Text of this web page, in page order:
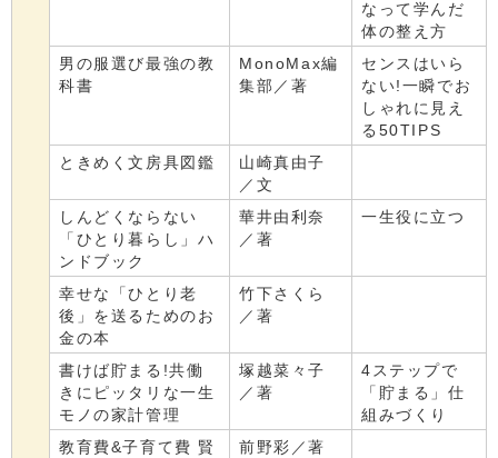
なって学んだ
体の整え方
男の服選び最強の教
科書
MonoMax編
集部／著
センスはいら
ない!一瞬でお
しゃれに見え
る50TIPS
ときめく文房具図鑑
山崎真由子
／文
しんどくならない
「ひとり暮らし」ハ
ンドブック
華井由利奈
／著
一生役に立つ
幸せな「ひとり老
後」を送るためのお
金の本
竹下さくら
／著
書けば貯まる!共働
きにピッタリな一生
モノの家計管理
塚越菜々子
／著
4ステップで
「貯まる」仕
組みづくり
教育費&子育て費 賢
前野彩／著